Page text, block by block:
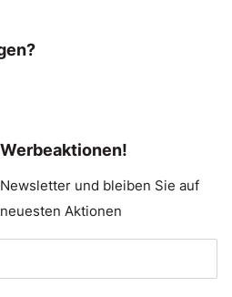
und bleiben Sie auf
Aktionen